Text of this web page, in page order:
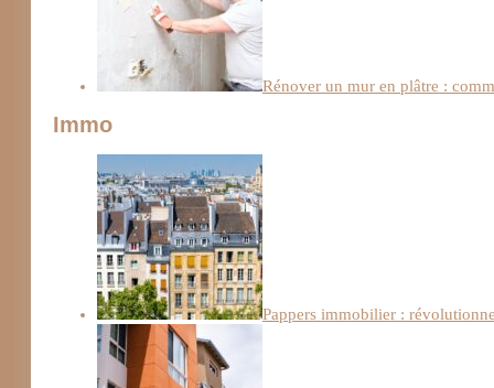
Rénover un mur en plâtre :
Immo
Pappers immobilier :